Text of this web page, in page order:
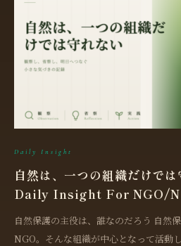
Daily Insight
自然は、一つの組織だけで
Daily Insight For NGO/
自然保護の主役は、誰なのだろう 自然
NGO。そんな組織が中心となって活動